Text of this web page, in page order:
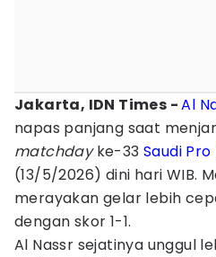
Jakarta, IDN Times -Al
napas panjang saat
matchdayke-33Saudi
(13/5/2026) dini hari WIB.
merayakan gelar lebih
dengan skor 1-1.
Al Nassr sejatinya unggul